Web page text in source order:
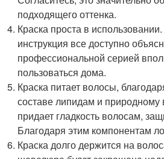
подходящего оттенка.
Краска проста в
инструкция все доступно
профессиональной серией
пользоваться дома.
Краска питает волосы,
составе липидам и природному
придает гладкость волосам,
Благодаря этим компонентам
Краска долго держится на